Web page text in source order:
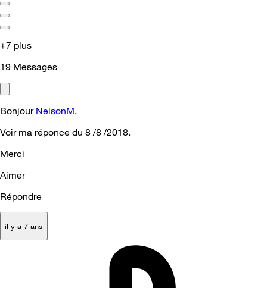
+7 plus
19 Messages
Bonjour NelsonM,
Voir ma réponce du 8 /8 /2018.
Merci
Aimer
Répondre
il y a 7 ans